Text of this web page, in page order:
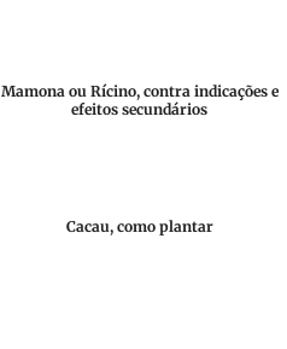
Mamona ou Rícino, contra indicações e
efeitos secundários
Cacau, como plantar